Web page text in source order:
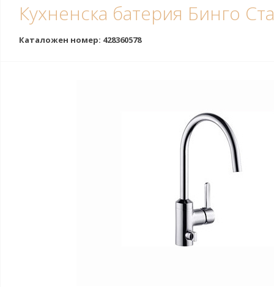
Кухненска батерия Бинго
Каталожен номер: 428360578